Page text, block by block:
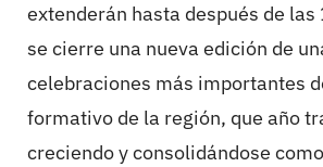
extenderán hasta después de
se cierre una nueva edición de
celebraciones más importantes
formativo de la región, que año
creciendo y consolidándose